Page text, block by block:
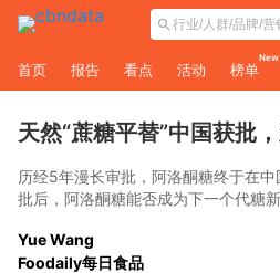
首页 报告 看点 活动 榜单
New
天然“蔗糖平替”中国获批
历经5年漫长审批，阿洛酮糖终于在
批后，阿洛酮糖能否成为下一个代糖
Yue Wang
Foodaily每日食品